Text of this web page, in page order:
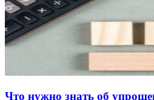
Что нужно знать об